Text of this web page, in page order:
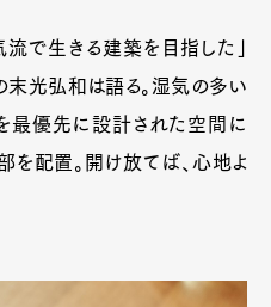
流で生きる建築を目指した」
末光弘和は語る。湿気の多い
最優先に設計された空間に
を配置。開け放てば、心地よ